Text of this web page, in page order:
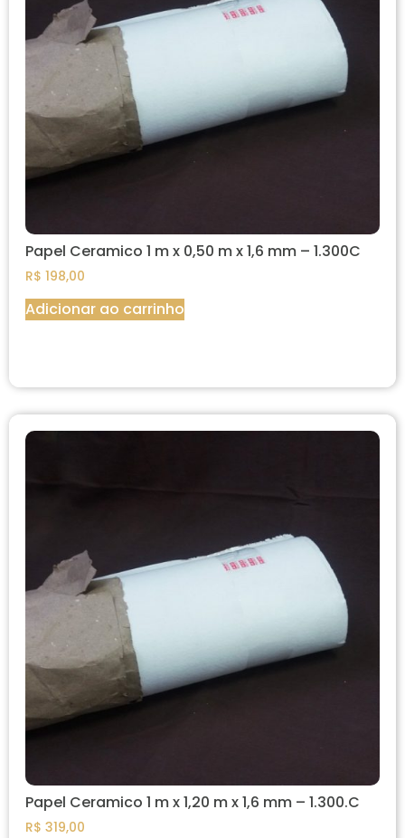
Papel Ceramico 1 m x 0,50 m x 1,6 mm – 1.300C
R$ 198,00
Adicionar ao carrinho
Papel Ceramico 1 m x 1,20 m x 1,6 mm – 1.300.C
R$ 319,00